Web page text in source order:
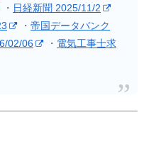
・ 日経新聞 2025/11/2
・ 帝国データバンク
02/06 ・ 電気工事士求